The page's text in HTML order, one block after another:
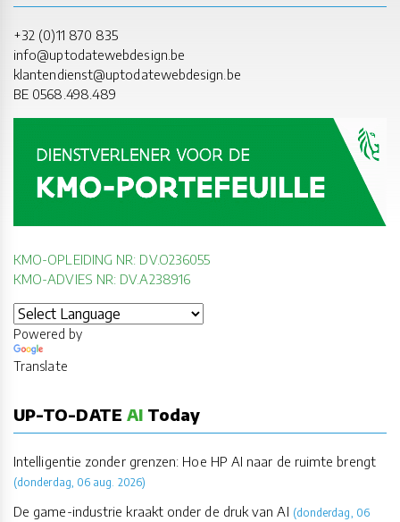
+32 (0)11 870 835
info@uptodatewebdesign.be
klantendienst@uptodatewebdesign.be
BE 0568.498.489
KMO-OPLEIDING NR: DV.O236055
KMO-ADVIES NR: DV.A238916
Powered by
Translate
UP-TO-DATE AI Today
Intelligentie zonder grenzen: Hoe HP AI naar de ruimte brengt
(donderdag, 06 aug. 2026)
De game-industrie kraakt onder de druk van AI (donderdag, 06